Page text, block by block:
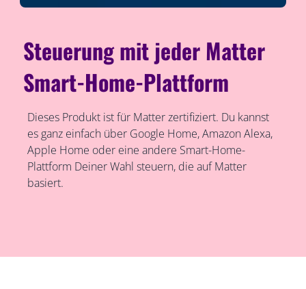
Steuerung mit jeder Matter
Smart-Home-Plattform
Dieses Produkt ist für Matter zertifiziert. Du kannst
es ganz einfach über Google Home, Amazon Alexa,
Apple Home oder eine andere Smart-Home-
Plattform Deiner Wahl steuern, die auf Matter
basiert.